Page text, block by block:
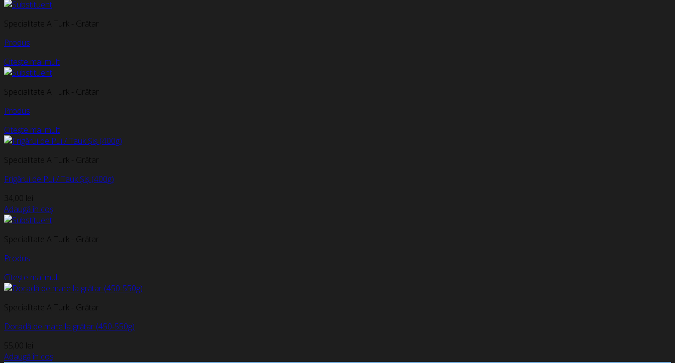
Specialitate A Turk - Grătar
Produs
Citește mai mult
Specialitate A Turk - Grătar
Produs
Citește mai mult
Specialitate A Turk - Grătar
Frigărui de Pui / Tauk Șiș (400g)
34,00 lei
Adaugă în coș
Specialitate A Turk - Grătar
Produs
Citește mai mult
Specialitate A Turk - Grătar
Doradă de mare la grătar (450-550g)
55,00 lei
Adaugă în coș